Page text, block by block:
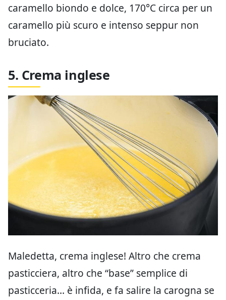
caramello biondo e dolce, 170°C circa per un
caramello più scuro e intenso seppur non
bruciato.
5. Crema inglese
Maledetta, crema inglese! Altro che crema
pasticciera, altro che “base” semplice di
pasticceria… è infida, e fa salire la carogna se